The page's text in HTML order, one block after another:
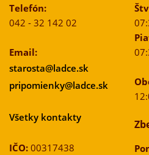
Telefón:
042 - 32 142 02
Email:
starosta@ladce.sk
pripomienky@ladce.sk
Všetky kontakty
IČO: 00317438